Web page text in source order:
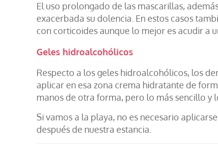
El uso prolongado de las mascarillas,
exacerbada su dolencia. En estos casos
con corticoides aunque lo mejor es acudir a
Geles hidroalcohólicos
Respecto a los geles hidroalcohólicos, los
aplicar en esa zona crema hidratante de
manos de otra forma, pero lo más sencillo y
Si vamos a la playa, no es necesario
después de nuestra estancia.